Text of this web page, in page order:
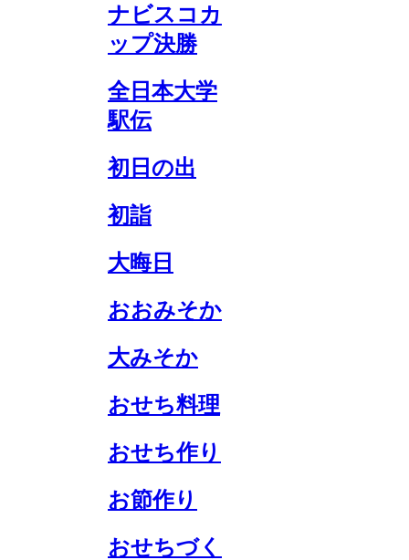
ナビスコカ
ップ決勝
全日本大学
駅伝
初日の出
初詣
大晦日
おおみそか
大みそか
おせち料理
おせち作り
お節作り
おせちづく